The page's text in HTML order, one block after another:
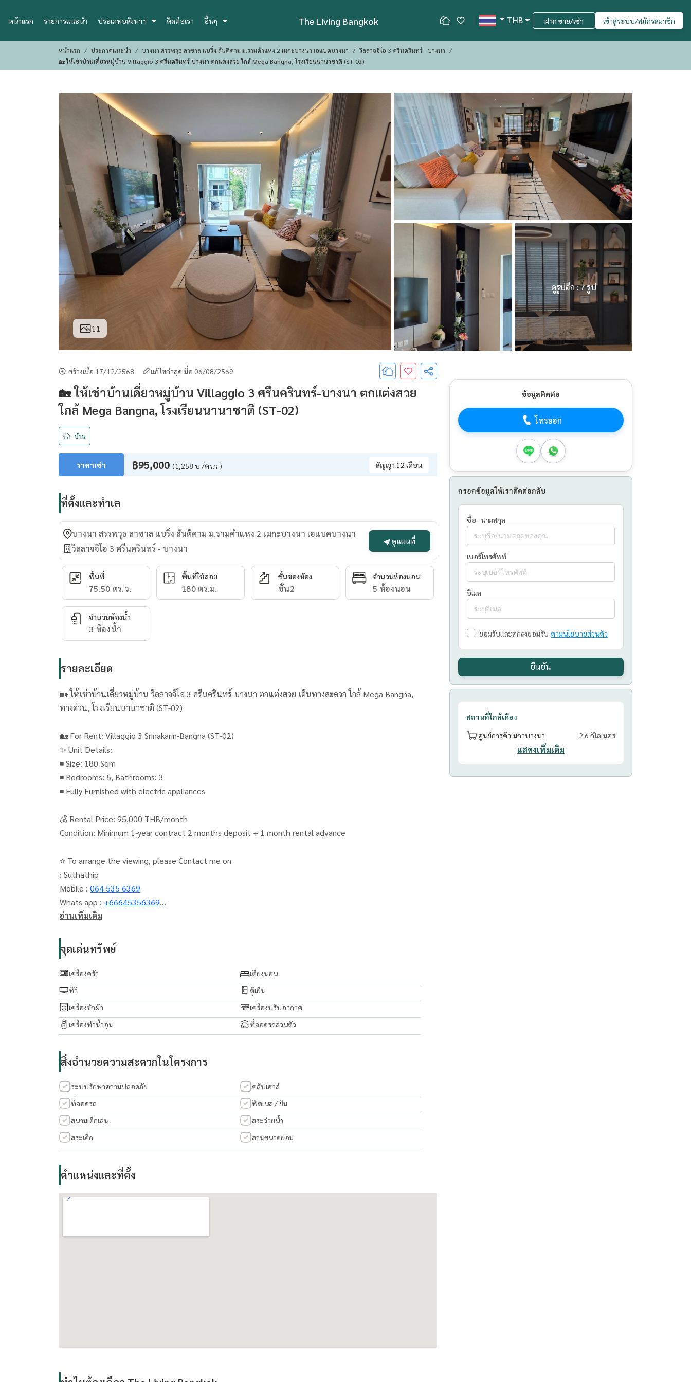
หน้าแรก รายการแนะนำ ประเภทอสังหาฯ ติดต่อเรา อื่นๆ The Living Bangkok THB ฝาก ขาย/เช่า เข้าสู่ระบบ/สมัครสมาชิก
หน้าแรก ประกาศแนะนำ บางนา สรรพวุธ ลาซาล แบริ่ง สันติคาม ม.รามคำแหง 2 เมกะบางนา เอแบคบางนา
วิลลาจจิโอ 3 ศรีนครินทร์ - บางนา
🏡 ให้เช่าบ้านเดี่ยวหมู่บ้าน Villaggio 3 ศรีนครินทร์-บางนา ตกแต่งสวย ใกล้ Mega Bangna, โรงเรียนนานาชาติ (ST-02)
11
ดูรูปอีก : 7 รูป
สร้างเมื่อ 17/12/2568 แก้ไขล่าสุดเมื่อ 06/08/2569
🏡 ให้เช่าบ้านเดี่ยวหมู่บ้าน Villaggio 3 ศรีนครินทร์-บางนา ตกแต่งสวย
ใกล้ Mega Bangna, โรงเรียนนานาชาติ (ST-02)
บ้าน
ราคาเช่า ฿95,000 (1,258 บ./ตร.ว.) สัญญา 12 เดือน
ที่ตั้งและทำเล
บางนา สรรพวุธ ลาซาล แบริ่ง สันติคาม ม.รามคำแหง 2 เมกะบางนา เอแบคบางนา
วิลลาจจิโอ 3 ศรีนครินทร์ - บางนา
ดูแผนที่
พื้นที่
75.50 ตร.ว.
พื้นที่ใช้สอย
180 ตร.ม.
ชั้นของห้อง
ชั้น2
จำนวนห้องนอน
5 ห้องนอน
จำนวนห้องน้ำ
3 ห้องน้ำ
รายละเอียด
🏡 ให้เช่าบ้านเดี่ยวหมู่บ้าน วิลลาจจิโอ 3 ศรีนครินทร์-บางนา ตกแต่งสวย เดินทางสะดวก ใกล้ Mega Bangna,
ทางด่วน, โรงเรียนนานาชาติ (ST-02)
🏡 For Rent: Villaggio 3 Srinakarin-Bangna (ST-02)
✨ Unit Details:
◾ Size: 180 Sqm
◾ Bedrooms: 5, Bathrooms: 3
◾ Fully Furnished with electric appliances
💰 Rental Price: 95,000 THB/month
Condition: Minimum 1-year contract 2 months deposit + 1 month rental advance
⭐ To arrange the viewing, please Contact me on
: Suthathip
Mobile : 064 535 6369
Whats app : +66645356369
Line OA : @condo78
The Living Bangkok (บริษัท เดอะ ลีฟวิ่ง แบงค็อก)
รับฝาก ขาย เช่า คอนโด บ้าน และอสังหาทรัพย์ทุกประเภท
อ่านเพิ่มเติม
จุดเด่นทรัพย์
เครื่องครัว
เตียงนอน
ทีวี
ตู้เย็น
เครื่องซักผ้า
เครื่องปรับอากาศ
เครื่องทำน้ำอุ่น
ที่จอดรถส่วนตัว
สิ่งอำนวยความสะดวกในโครงการ
ระบบรักษาความปลอดภัย
คลับเฮาส์
ที่จอดรถ
ฟิตเนส / ยิม
สนามเด็กเล่น
สระว่ายน้ำ
สระเด็ก
สวนขนาดย่อม
ตำแหน่งและที่ตั้ง
ข้อมูลติดต่อ
โทรออก
กรอกข้อมูลให้เราติดต่อกลับ
ชื่อ - นามสกุล
เบอร์โทรศัพท์
อีเมล
ยอมรับและตกลงยอมรับ ตามนโยบายส่วนตัว
ยืนยัน
สถานที่ใกล้เคียง
ศูนย์การค้าเมกาบางนา
2.6 กิโลเมตร
แสดงเพิ่มเติม